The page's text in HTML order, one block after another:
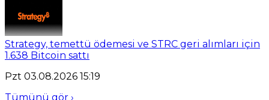
Strategy, temettü ödemesi ve STRC geri alımları için
1.638 Bitcoin sattı
Pzt 03.08.2026 15:19
Tümünü gör ›